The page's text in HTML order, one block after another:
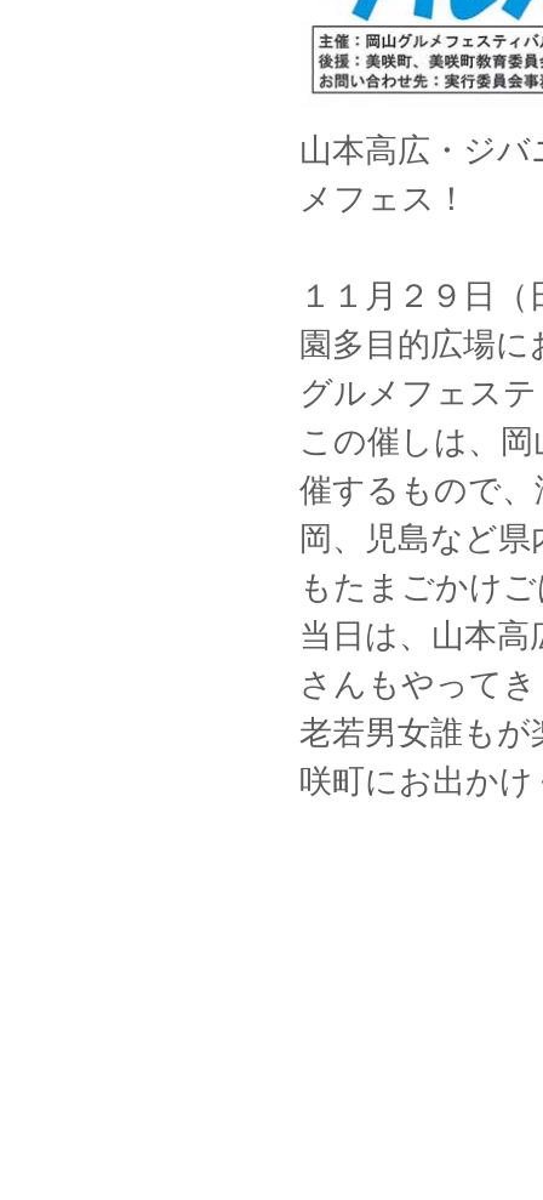
山本高広・ジ
メフェス！
１１月２９日
園多目的広場
グルメフェス
この催しは、
催するもので
岡、児島など
もたまごかけ
当日は、山本
さんもやって
老若男女誰も
咲町にお出か